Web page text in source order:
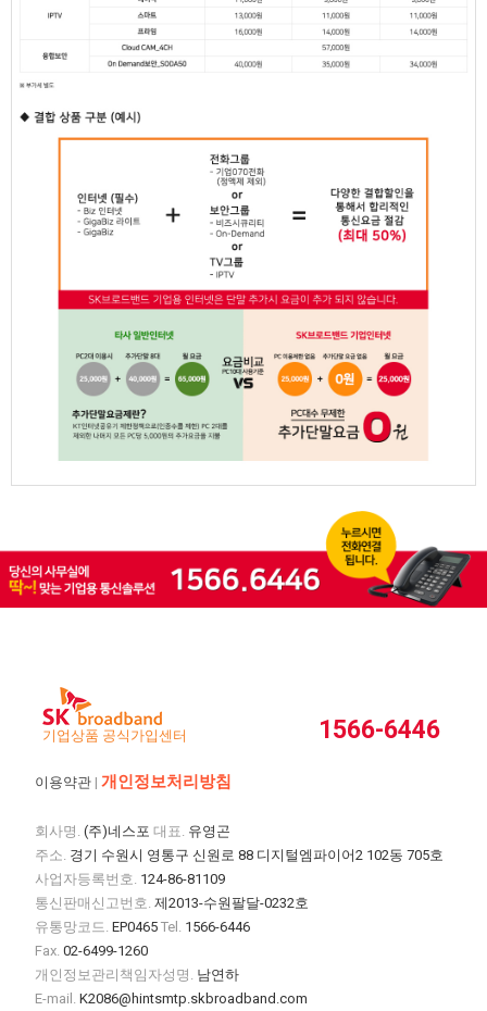
기업상품 공식가입센터 1566-6446
이용약관 |개인정보처리방침
회사명.(주)네스포 대표. 유영곤
주소. 경기 수원시 영통구 신원로 88 디지털엠파이어2 102동 705호
사업자등록번호. 124-86-81109
통신판매신고번호.제2013-수원팔달-0232호
유통망코드.EP0465 Tel. 1566-6446
Fax.02-6499-1260
개인정보관리책임자성명. 남연하
E-mail.K2086@hintsmtp.skbroadband.com